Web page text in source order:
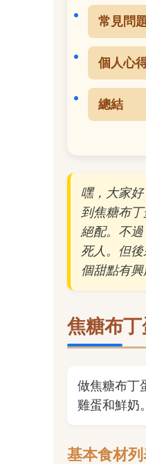
常見問
個人心
總結
嘿，大家
到焦糖布
絕配。不
死人。但
個甜點有
焦糖布
做焦糖布丁
雞蛋和鮮奶
基本食材